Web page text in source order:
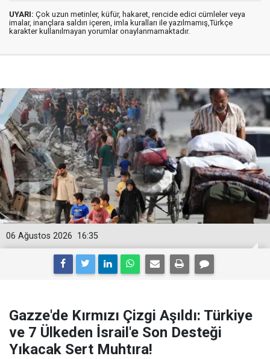
UYARI: Çok uzun metinler, küfür, hakaret, rencide edici cümleler veya
imalar, inançlara saldırı içeren, imla kuralları ile yazılmamış,Türkçe
karakter kullanılmayan yorumlar onaylanmamaktadır.
16:35
06 Ağustos 2026
Gazze'de Kırmızı Çizgi Aşıldı: Türkiye
ve 7 Ülkeden İsrail'e Son Desteği
Yıkacak Sert Muhtıra!